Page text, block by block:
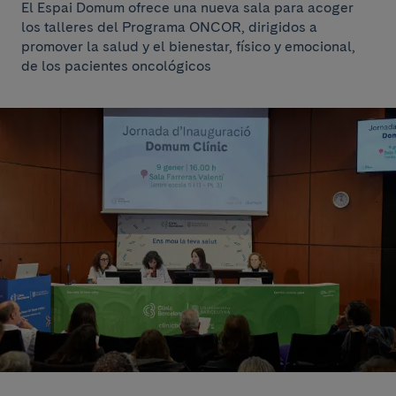
El Espai Domum ofrece una nueva sala para acoger
los talleres del Programa ONCOR, dirigidos a
promover la salud y el bienestar, físico y emocional,
de los pacientes oncológicos